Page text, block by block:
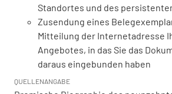
Standortes und des
Zusendung eines
Mitteilung der Internetadresse
Angebotes, in das Sie das
daraus eingebunden haben
QUELLENANGABE